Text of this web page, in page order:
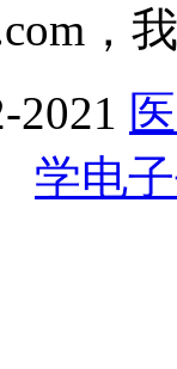
，
2021
学电